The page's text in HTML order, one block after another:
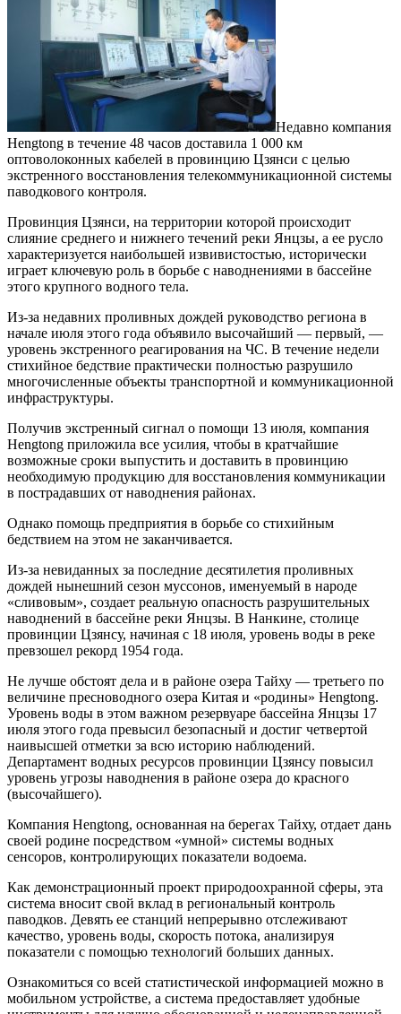
Недавно компания
Hengtong в течение 48 часов доставила 1 000 км
оптоволоконных кабелей в провинцию Цзянси с целью
экстренного восстановления телекоммуникационной системы
паводкового контроля.
Провинция Цзянси, на территории которой происходит
слияние среднего и нижнего течений реки Янцзы, а ее русло
характеризуется наибольшей извивистостью, исторически
играет ключевую роль в борьбе с наводнениями в бассейне
этого крупного водного тела.
Из-за недавних проливных дождей руководство региона в
начале июля этого года объявило высочайший — первый, —
уровень экстренного реагирования на ЧС. В течение недели
стихийное бедствие практически полностью разрушило
многочисленные объекты транспортной и коммуникационной
инфраструктуры.
Получив экстренный сигнал о помощи 13 июля, компания
Hengtong приложила все усилия, чтобы в кратчайшие
возможные сроки выпустить и доставить в провинцию
необходимую продукцию для восстановления коммуникации
в пострадавших от наводнения районах.
Однако помощь предприятия в борьбе со стихийным
бедствием на этом не заканчивается.
Из-за невиданных за последние десятилетия проливных
дождей нынешний сезон муссонов, именуемый в народе
«сливовым», создает реальную опасность разрушительных
наводнений в бассейне реки Янцзы. В Нанкине, столице
провинции Цзянсу, начиная с 18 июля, уровень воды в реке
превзошел рекорд 1954 года.
Не лучше обстоят дела и в районе озера Тайху — третьего по
величине пресноводного озера Китая и «родины» Hengtong.
Уровень воды в этом важном резервуаре бассейна Янцзы 17
июля этого года превысил безопасный и достиг четвертой
наивысшей отметки за всю историю наблюдений.
Департамент водных ресурсов провинции Цзянсу повысил
уровень угрозы наводнения в районе озера до красного
(высочайшего).
Компания Hengtong, основанная на берегах Тайху, отдает дань
своей родине посредством «умной» системы водных
сенсоров, контролирующих показатели водоема.
Как демонстрационный проект природоохранной сферы, эта
система вносит свой вклад в региональный контроль
паводков. Девять ее станций непрерывно отслеживают
качество, уровень воды, скорость потока, анализируя
показатели с помощью технологий больших данных.
Ознакомиться со всей статистической информацией можно в
мобильном устройстве, а система предоставляет удобные